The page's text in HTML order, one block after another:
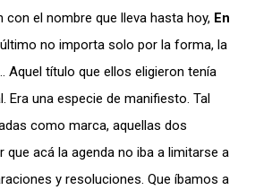
el nombre que lleva hasta hoy, En
no importa solo por la forma, la
Aquel título que ellos eligieron tenía
Era una especie de manifiesto. Tal
como marca, aquellas dos
que acá la agenda no iba a limitarse a
y resoluciones. Que íbamos a